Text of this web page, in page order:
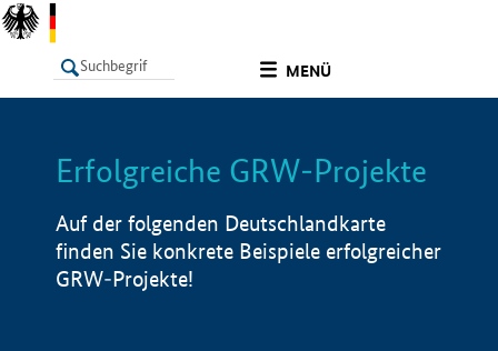
MENÜ
LISTE Info
Erfolgreiche GRW-Projekte
Auf der folgenden Deutschlandkarte
finden Sie konkrete Beispiele erfolgreicher
GRW-Projekte!